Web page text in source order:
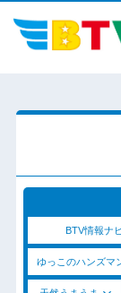
BTV情報ナ
ゆっこのハンズマ